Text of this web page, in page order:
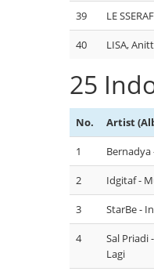
39 LE
40 LISA,
25
No. Artist
1 Bernadya
2 Idgitaf -
3 StarBe -
4
Sal Priadi
Lagi